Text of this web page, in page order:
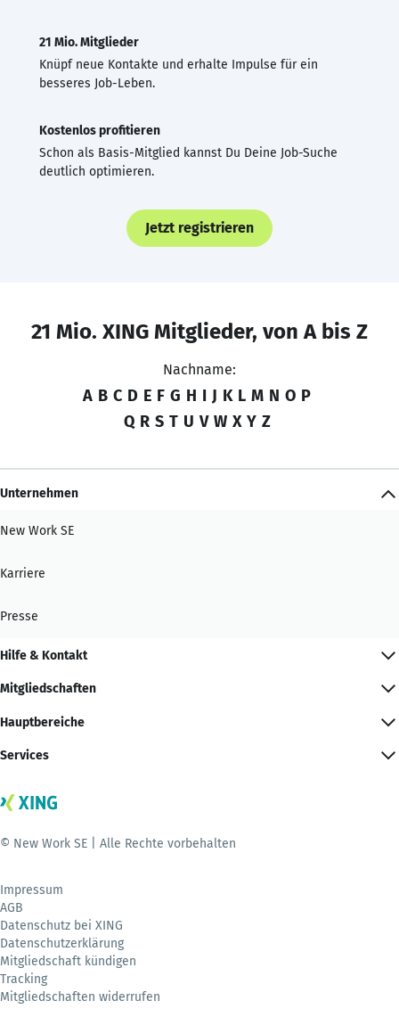
21 Mio. Mitglieder
Knüpf neue Kontakte und erhalte Impulse für ein
besseres Job-Leben.
Kostenlos profitieren
Schon als Basis-Mitglied kannst Du Deine Job-Suche
deutlich optimieren.
Jetzt registrieren
21 Mio. XING Mitglieder, von A bis Z
Nachname:
A B C D E F G H I J K L M N O P
Q R S T U V W X Y Z
Unternehmen
New Work SE
Karriere
Presse
Hilfe & Kontakt
Mitgliedschaften
Hauptbereiche
Services
© New Work SE | Alle Rechte vorbehalten
Impressum
AGB
Datenschutz bei XING
Datenschutzerklärung
Mitgliedschaft kündigen
Tracking
Mitgliedschaften widerrufen